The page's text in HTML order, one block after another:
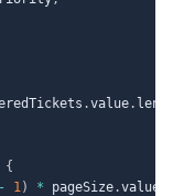
.value.
{
- 1) * pageSize.value